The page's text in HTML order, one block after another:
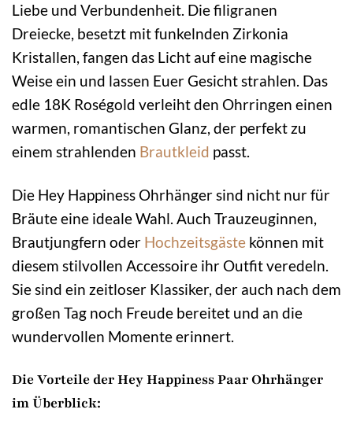
Liebe und Verbundenheit. Die filigranen
Dreiecke, besetzt mit funkelnden Zirkonia
Kristallen, fangen das Licht auf eine magische
Weise ein und lassen Euer Gesicht strahlen. Das
edle 18K Roségold verleiht den Ohrringen einen
warmen, romantischen Glanz, der perfekt zu
einem strahlenden Brautkleid passt.
Die Hey Happiness Ohrhänger sind nicht nur für
Bräute eine ideale Wahl. Auch Trauzeuginnen,
Brautjungfern oder Hochzeitsgäste können mit
diesem stilvollen Accessoire ihr Outfit veredeln.
Sie sind ein zeitloser Klassiker, der auch nach dem
großen Tag noch Freude bereitet und an die
wundervollen Momente erinnert.
Die Vorteile der Hey Happiness Paar Ohrhänger
im Überblick: